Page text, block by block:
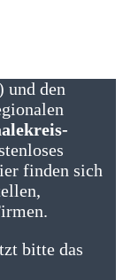
und den
finden sich
bitte das